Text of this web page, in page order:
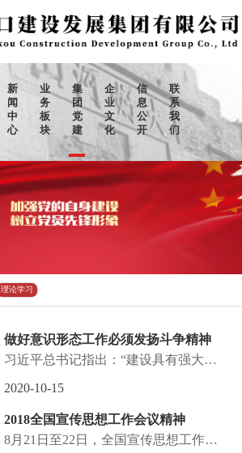
新
闻
中
心
业
务
板
块
集
团
党
建
企
业
文
化
信
息
公
开
联
系
我
们
理论学习
做好意识形态工作必须发扬斗争精神
习近平总书记指出：“建设具有强大凝
全党特别是宣传思想战线必须担负起的
一个战略任务。”进入新时代，伴随中
国特色社会主义道路越走越宽广，世
界.
2020-10-15
2018全国宣传思想工作会议精神
8月21日至22日，全国宣传思想工作会